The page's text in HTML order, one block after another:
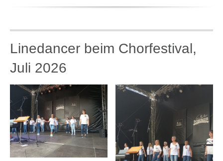
Linedancer beim Chorfestival,
Juli 2026